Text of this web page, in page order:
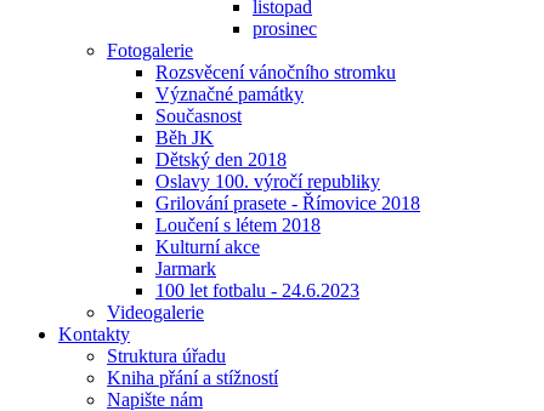
listopad
prosinec
Fotogalerie
Rozsvěcení vánočního stromku
Význačné památky
Současnost
Běh JK
Dětský den 2018
Oslavy 100. výročí republiky
Grilování prasete - Římovice 2018
Loučení s létem 2018
Kulturní akce
Jarmark
100 let fotbalu - 24.6.2023
Videogalerie
Kontakty
Struktura úřadu
Kniha přání a stížností
Napište nám